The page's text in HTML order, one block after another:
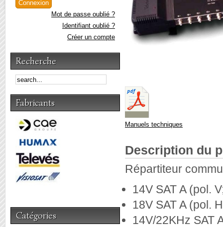
Mot de passe oublié ?
Identifiant oublié ?
Créer un compte
Recherche
Fabricants
Catégories
Manuels techniques
Description du
Répartiteur
14V SAT A (pol.
18V SAT A (pol.
14V/22KHz SAT